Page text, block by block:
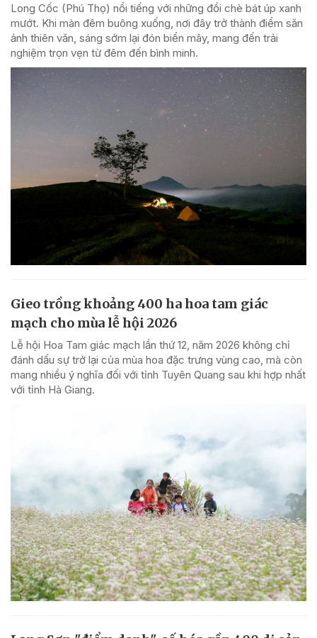
Long Cốc (Phú Thọ) nổi tiếng với những đồi chè bát úp xanh
mướt. Khi màn đêm buông xuống, nơi đây trở thành điểm săn
ảnh thiên văn, sáng sớm lại đón biển mây, mang đến trải
nghiệm trọn vẹn từ đêm đến bình minh.
Gieo trồng khoảng 400 ha hoa tam giác
mạch cho mùa lễ hội 2026
Lễ hội Hoa Tam giác mạch lần thứ 12, năm 2026 không chỉ
đánh dấu sự trở lại của mùa hoa đặc trưng vùng cao, mà còn
mang nhiều ý nghĩa đối với tỉnh Tuyên Quang sau khi hợp nhất
với tỉnh Hà Giang.